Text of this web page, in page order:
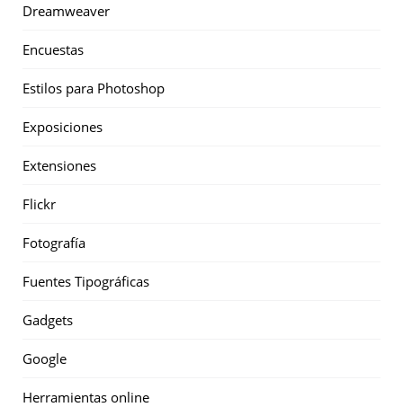
Dreamweaver
Encuestas
Estilos para Photoshop
Exposiciones
Extensiones
Flickr
Fotografía
Fuentes Tipográficas
Gadgets
Google
Herramientas online